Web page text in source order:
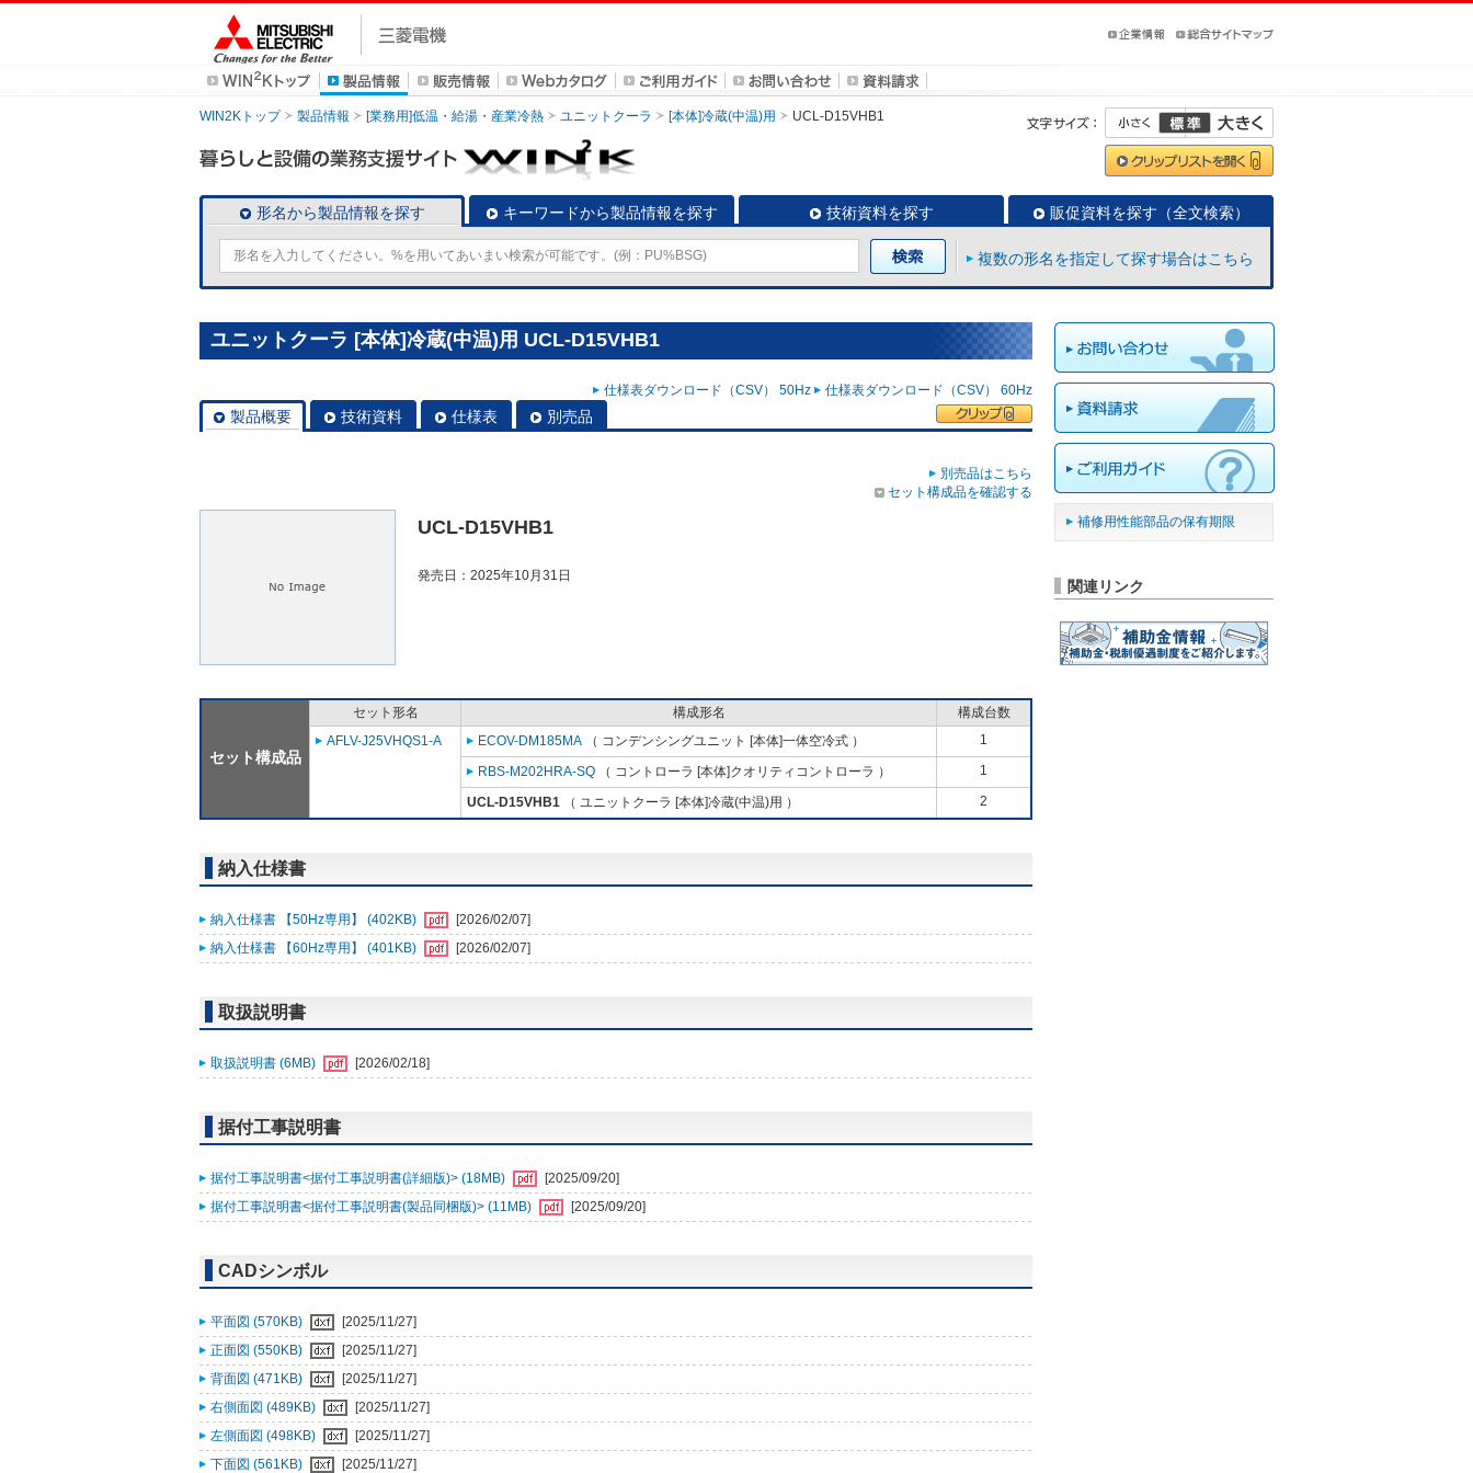
WIN2Kトップ 製品情報 [業務用]低温・給湯・産業冷熱 ユニットクーラ [本体]冷蔵(中温)用 UCL-D15VHB1
形名から製品情報を探す キーワードから製品情報を探す 技術資料を探す 販促資料を探す（全文検索）
複数の形名を指定して探す場合はこちら
ユニットクーラ [本体]冷蔵(中温)用 UCL-D15VHB1
仕様表ダウンロード（CSV） 50Hz 仕様表ダウンロード（CSV） 60Hz
製品概要 技術資料 仕様表 別売品
別売品はこちら
セット構成品を確認する
UCL-D15VHB1
発売日：2025年10月31日
セット構成品
セット形名 構成形名
構成台数
AFLV-J25VHQS1-A
ECOV-DM185MA （ コンデンシングユニット [本体]一体空冷式 ） 1
RBS-M202HRA-SQ （ コントローラ [本体]クオリティコントローラ ） 1
UCL-D15VHB1 （ ユニットクーラ [本体]冷蔵(中温)用 ） 2
納入仕様書
納入仕様書 【50Hz専用】 (402KB)
[2026/02/07]
納入仕様書 【60Hz専用】 (401KB)
[2026/02/07]
取扱説明書
取扱説明書 (6MB) [2026/02/18]
据付工事説明書
据付工事説明書<据付工事説明書(詳細版)> (18MB)
[2025/09/20]
据付工事説明書<据付工事説明書(製品同梱版)> (11MB)
[2025/09/20]
CADシンボル
平面図 (570KB)
[2025/11/27]
正面図 (550KB)
[2025/11/27]
背面図 (471KB)
[2025/11/27]
右側面図 (489KB)
[2025/11/27]
左側面図 (498KB)
[2025/11/27]
下面図 (561KB)
[2025/11/27]
補修用性能部品の保有期限
関連リンク